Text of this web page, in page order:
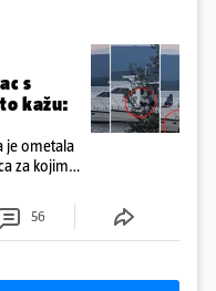
s
kažu:
je ometala
za kojim
56